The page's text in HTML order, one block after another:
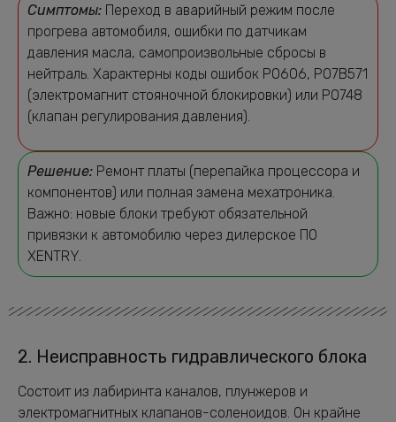
Симптомы: Переход в аварийный режим после
прогрева автомобиля, ошибки по датчикам
давления масла, самопроизвольные сбросы в
нейтраль. Характерны коды ошибок P0606, P07B571
(электромагнит стояночной блокировки) или P0748
(клапан регулирования давления).
Решение: Ремонт платы (перепайка процессора и
компонентов) или полная замена мехатроника.
Важно: новые блоки требуют обязательной
привязки к автомобилю через дилерское ПО
XENTRY.
2. Неисправность гидравлического блока
Состоит из лабиринта каналов, плунжеров и
электромагнитных клапанов-соленоидов. Он крайне